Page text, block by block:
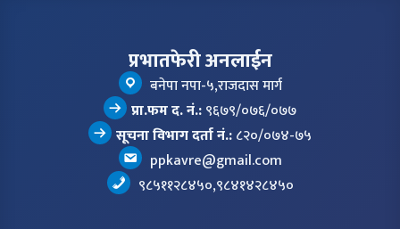
प्रभातफेरी अनलाईन
बनेपा नपा-५,राजदास मार्ग
प्रा.फम द. नं.:९६७९/०७६/०७७
सूचना विभाग दर्ता नं.:८२०/०७४-७५
ppkavre@gmail.com
९८५११२८४५०,९८४१४२८४५०